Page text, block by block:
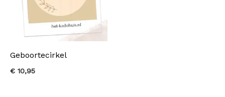
Geboortecirkel
€ 10,95